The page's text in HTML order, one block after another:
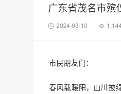
广东省茂名市殡
2024-03-10
市民朋友们：
春风载暖阳，山川披